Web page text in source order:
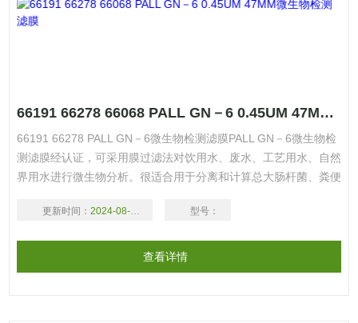
66191 66278 66068 PALL GN－6 0.45UM 47MM微生物检测滤膜
66191 66278 PALL GN－6微生物检测滤膜PALL GN－6微生物检
测滤膜经认证，可采用膜过滤法对饮用水、废水、工艺用水、自然
界用水进行微生物分析。很适合用于分离和计算总大肠杆菌、粪便
66191 66278 66068 PALL GN－6 0.45UM 47MM微生物检测滤
更新时间： 2024-08-17 型号：
查看详情